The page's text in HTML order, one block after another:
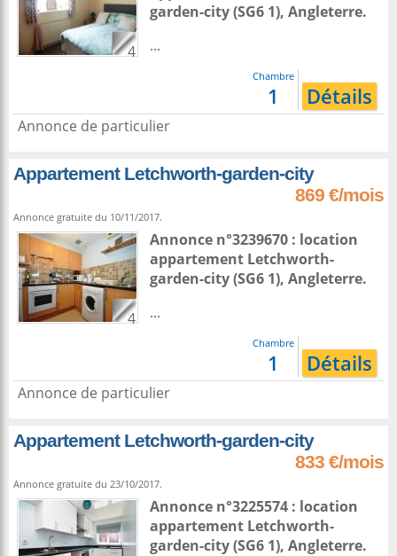
4
garden-city(SG6 1), Angleterre.
...
Chambre
1 Détails
Annonce de particulier
Appartement Letchworth-garden-city
869 €/mois
Annonce gratuite du 10/11/2017.
4
Annonce n°3239670 : location
appartement Letchworth-
garden-city(SG6 1), Angleterre.
...
Chambre
1 Détails
Annonce de particulier
Appartement Letchworth-garden-city
833 €/mois
Annonce gratuite du 23/10/2017.
Annonce n°3225574 : location
appartement Letchworth-
garden-city(SG6 1), Angleterre.